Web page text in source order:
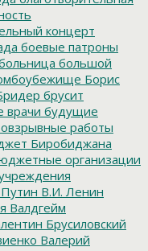
концерт
боевые патроны
большой
Борис
брусит
врачи будущие
работы
Биробиджана
организации
В.И. Ленин
Валдгейм
Брусиловский
Валерий